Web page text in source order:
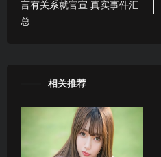
言有关系就官宣 真实事件汇
总
相关推荐